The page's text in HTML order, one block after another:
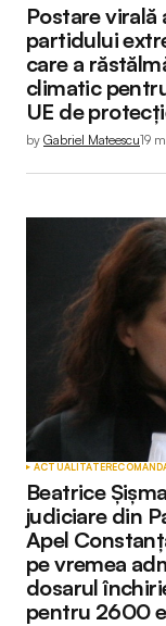
Postare
partidului
care a
climatic
UE de
by Gabriel Mateescu19
ACTUALITATE
Beatrice
judiciare din
Apel
pe vremea
dosarul
pentru 2600